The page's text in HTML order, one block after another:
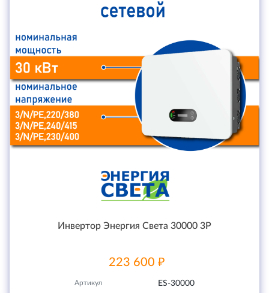
Инвертор Энергия Света 30000 3P
223 600 ₽
Артикул ES-30000